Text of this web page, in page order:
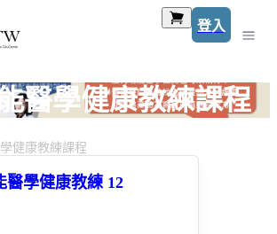
登入
醫學健康教練課程
健康教練課程
醫學健康教練 12